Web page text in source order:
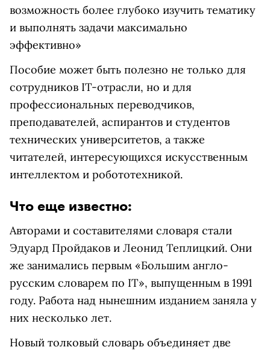
возможность более глубоко изучить тематику
и выполнять задачи максимально
эффективно»
Пособие может быть полезно не только для
сотрудников IT-отрасли, но и для
профессиональных переводчиков,
преподавателей, аспирантов и студентов
технических университетов, а также
читателей, интересующихся искусственным
интеллектом и робототехникой.
Что еще известно:
Авторами и составителями словаря стали
Эдуард Пройдаков и Леонид Теплицкий. Они
же занимались первым «Большим англо-
русским словарем по IT», выпущенным в 1991
году. Работа над нынешним изданием заняла у
них несколько лет.
Новый толковый словарь объединяет две